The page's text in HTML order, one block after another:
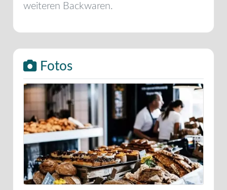
weiteren Backwaren.
Fotos